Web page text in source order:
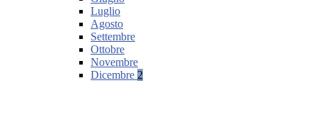
Luglio
Agosto
Settembre
Ottobre
Novembre
Dicembre 2